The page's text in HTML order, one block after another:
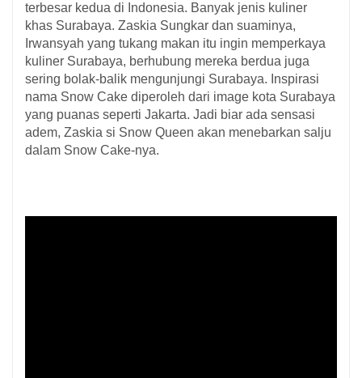
terbesar kedua di Indonesia. Banyak jenis kuliner
khas Surabaya. Zaskia Sungkar dan suaminya,
Irwansyah yang tukang makan itu ingin memperkaya
kuliner Surabaya, berhubung mereka berdua juga
sering bolak-balik mengunjungi Surabaya. Inspirasi
nama Snow Cake diperoleh dari image kota Surabaya
yang puanas seperti Jakarta. Jadi biar ada sensasi
adem, Zaskia si Snow Queen akan menebarkan salju
dalam Snow Cake-nya.